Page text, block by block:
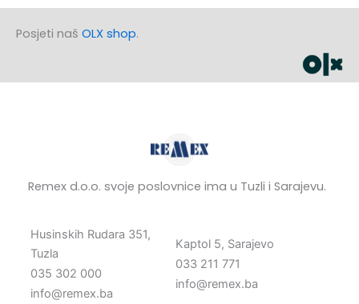
Posjeti naš OLX shop.
Remex d.o.o. svoje poslovnice ima u Tuzli i Sarajevu.
Husinskih Rudara 351,
Tuzla
035 302 000
info@remex.ba
Kaptol 5, Sarajevo
033 211 771
info@remex.ba